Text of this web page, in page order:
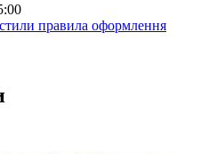
правила оформлення